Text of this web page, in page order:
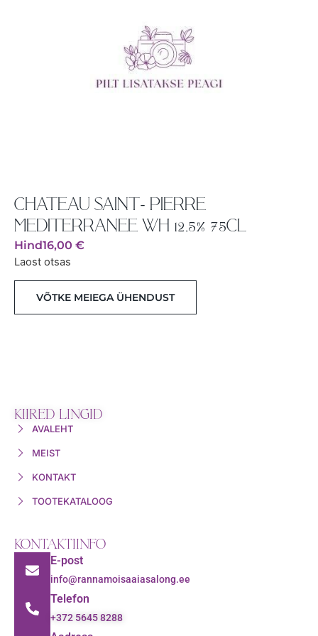
CHATEAU SAINT- PIERRE
MEDITERRANEE WH 12,5% 75CL
Hind16,00 €
Laost otsas
VÕTKE MEIEGA ÜHENDUST
KIIRED LINGID
AVALEHT
MEIST
KONTAKT
TOOTEKATALOOG
KONTAKTIINFO
E-post
info@rannamoisaaiasalong.ee
Telefon
+372 5645 8288